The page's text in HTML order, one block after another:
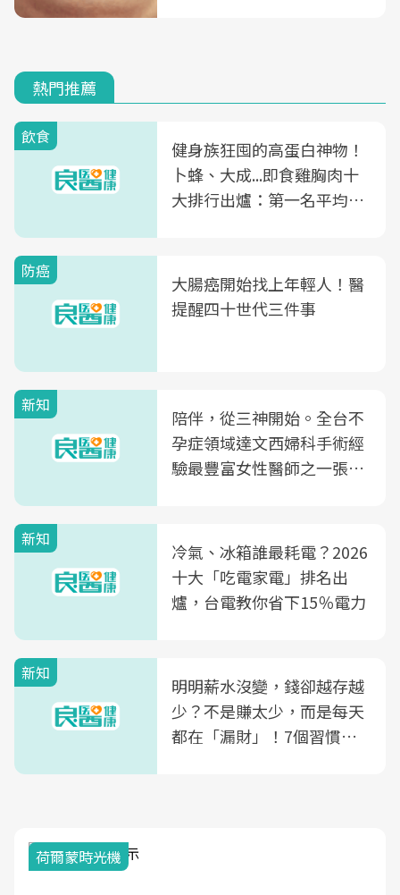
熱門推薦
飲食
健身族狂囤的高蛋白神物！
卜蜂、大成...即食雞胸肉十
大排行出爐：第一名平均一
防癌
大腸癌開始找上年輕人！醫
提醒四十世代三件事
新知
陪伴，從三神開始。全台不
孕症領域達文西婦科手術經
驗最豐富女性醫師之一張永
光田醫院建構360度女性健
康照護生態圈
新知
冷氣、冰箱誰最耗電？2026
十大「吃電家電」排名出
爐，台電教你省下15％電力
新知
明明薪水沒變，錢卻越存越
少？不是賺太少，而是每天
都在「漏財」！7個習慣一
荷爾蒙時光機